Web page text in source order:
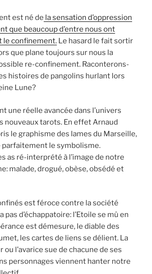
est né de la sensation d’oppression
que beaucoup d’entre nous ont
le confinement. Le hasard le fait sortir
que plane toujours sur nous la
re-confinement. Raconterons-
histoires de pangolins hurlant lors
Lune?
une réelle avancée dans l’univers
nouveaux tarots. En effet Arnaud
le graphisme des lames du Marseille,
le symbolisme.
as ré-interprété à l’image de notre
malade, drogué, obèse, obsédé et
est féroce contre la société
pas d’échappatoire: l’Etoile se mû en
est démesure, le diable des
les cartes de liens se délient. La
ou l’avarice sue de chacune de ses
personnages viennent hanter notre